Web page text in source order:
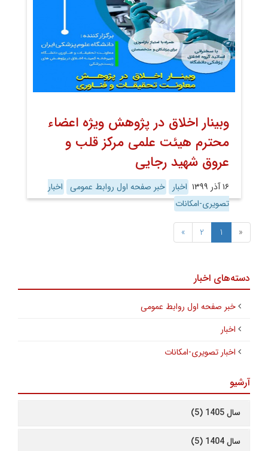
وبینار اخلاق در پژوهش ویژه اعضاء
محترم هیئت علمی مرکز قلب و
عروق شهید رجایی
۱۶ آذر ۱۳۹۹ اخبار خبر صفحه اول روابط عمومی اخبار
تصویری-امکانات
«
1
2
»
دسته‌های اخبار
خبر صفحه اول روابط عمومی
اخبار
اخبار تصویری-امکانات
آرشیو
سال 1405 (5)
سال 1404 (5)